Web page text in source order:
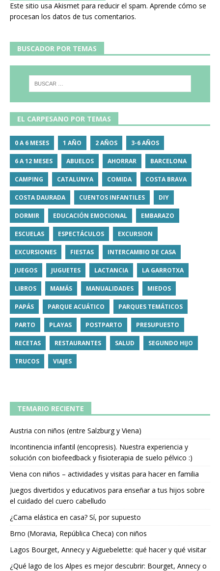
Este sitio usa Akismet para reducir el spam. Aprende cómo se
procesan los datos de tus comentarios.
BUSCADOR POR TEMAS
EL CARPESANO POR TEMAS
0 A 6 MESES 1 AÑO 2 AÑOS 3-6 AÑOS
6 A 12 MESES ABUELOS AHORRAR BARCELONA
CAMPING CATALUNYA COMIDA COSTA BRAVA
COSTA DAURADA CUENTOS INFANTILES DIY
DORMIR EDUCACIÓN EMOCIONAL EMBARAZO
ESCUELAS ESPECTÁCULOS EXCURSION
EXCURSIONES FIESTAS INTERCAMBIO DE CASA
JUEGOS JUGUETES LACTANCIA LA GARROTXA
LIBROS MAMÁS MANUALIDADES MIEDOS
PAPÁS PARQUE ACUÁTICO PARQUES TEMÁTICOS
PARTO PLAYAS POSTPARTO PRESUPUESTO
RECETAS RESTAURANTES SALUD SEGUNDO HIJO
TRUCOS VIAJES
TEMARIO RECIENTE
Austria con niños (entre Salzburg y Viena)
Incontinencia infantil (encopresis). Nuestra experiencia y
solución con biofeedback y fisioterapia de suelo pélvico :)
Viena con niños – actividades y visitas para hacer en familia
Juegos divertidos y educativos para enseñar a tus hijos sobre
el cuidado del cuero cabelludo
¿Cama elástica en casa? Sí, por supuesto
Brno (Moravia, República Checa) con niños
Lagos Bourget, Annecy y Aiguebelette: qué hacer y qué visitar
¿Qué lago de los Alpes es mejor descubrir: Bourget, Annecy o